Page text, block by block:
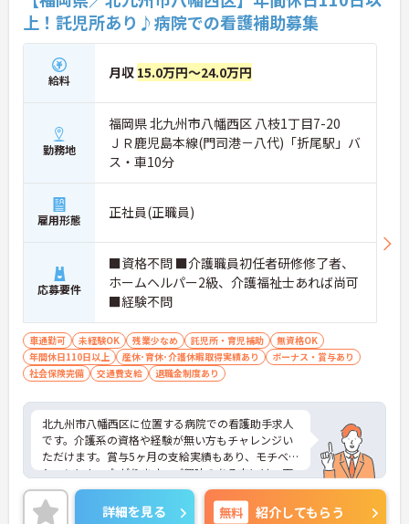
上！託児所あり♪病院での看護補助募集
給料 月収 15.0万円～24.0万円
勤務地
福岡県 北九州市八幡西区 八枝1丁目7-20
ＪＲ鹿児島本線(門司港－八代)「折尾駅」バ
ス・車10分
雇用形態 正社員(正職員)
応募要件
■資格不問 ■介護職員初任者研修修了者、
ホームヘルパー2級、介護福祉士あれば尚可
■経験不問
車通勤可 未経験OK 残業少なめ 託児所・育児補助
無資格OK
年間休日110日以上
産休･育休･介護休暇取得実績あり
ボーナス・賞与あり
社会保険完備
交通費支給 退職金制度あり
北九州市八幡西区に位置する病院での看護助手求人
です。介護系の資格や経験が無い方もチャレンジい
ただけます。賞与5ヶ月の支給実績もあり、モチベー
ションにもつながります。ご興味のある方には、面
接対策ポイントなど、さらに詳細をお話しいたしま
すのでお気軽にご相談ください！
詳細を見る 無料 紹介してもらう